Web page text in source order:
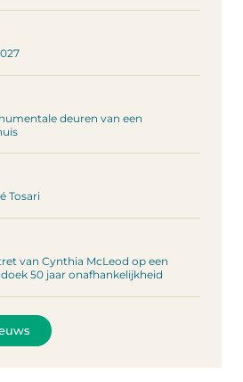
deuren van een
Tosari
van Cynthia McLeod op een
50 jaar onafhankelijkheid